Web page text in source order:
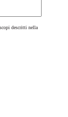
descritti nella